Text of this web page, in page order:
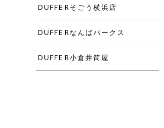
DUFFERそごう横浜店
DUFFERなんばパークス
DUFFER小倉井筒屋